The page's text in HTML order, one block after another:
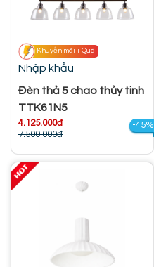
Khuyễn mãi + Quà
Nhập khẩu
Đèn thả 5 chao thủy tinh
TTK61N5
4.125.000đ
7.500.000đ
-45%